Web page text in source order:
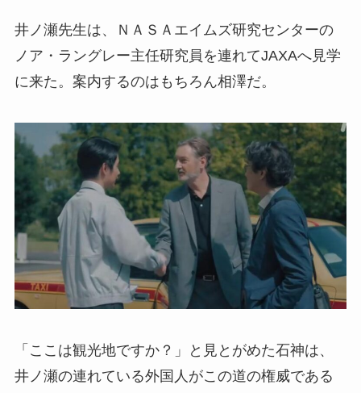
井ノ瀬先生は、ＮＡＳＡエイムズ研究センターの
ノア・ラングレー主任研究員を連れてJAXAへ見学
に来た。案内するのはもちろん相澤だ。
「ここは観光地ですか？」と見とがめた石神は、
井ノ瀬の連れている外国人がこの道の権威である